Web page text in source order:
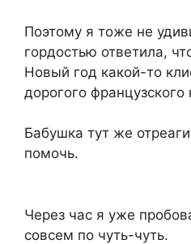
Поэтому я тоже не
гордостью ответила,
Новый год какой-то
дорогого французского
Бабушка тут же
помочь.
Через час я уже
совсем по чуть-чуть.